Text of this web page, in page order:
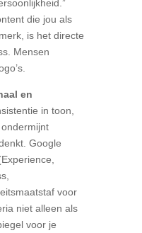
die jou als
is het directe
Mensen
en
in toon,
Google
voor
niet alleen als
voor je